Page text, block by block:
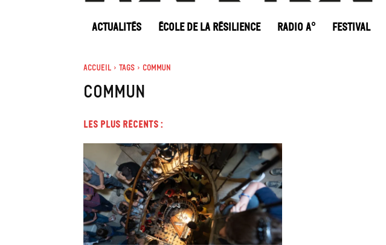
ACTUALITÉS ÉCOLE DE LA RÉSILIENCE RADIO A° FESTIVAL
Accueil Tags Commun
commun
Les plus récents :